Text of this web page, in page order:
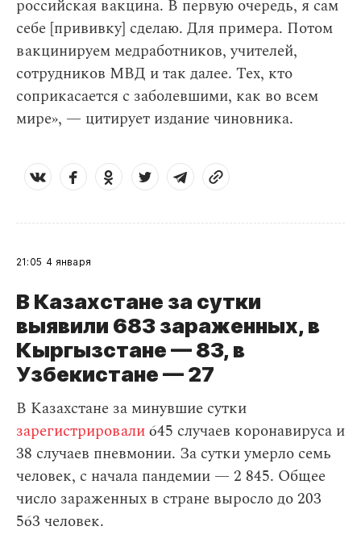
российская вакцина. В первую очередь, я сам
себе [прививку] сделаю. Для примера. Потом
вакцинируем медработников, учителей,
сотрудников МВД и так далее. Тех, кто
соприкасается с заболевшими, как во всем
мире», — цитирует издание чиновника.
21:05 4 января
В Казахстане за сутки
выявили 683 зараженных, в
Кыргызстане — 83, в
Узбекистане — 27
В Казахстане за минувшие сутки
зарегистрировали645 случаев коронавируса и
38 случаев пневмонии. За сутки умерло семь
человек, с начала пандемии — 2 845. Общее
число зараженных в стране выросло до 203
563 человек.